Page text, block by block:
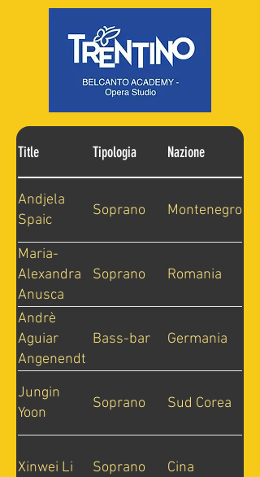
Title Tipologia Nazione
Andjela
Spaic
Soprano Montenegro
Maria-
Alexandra
Anusca
Soprano Romania
Andrè
Aguiar
Angenendt
Bass-bar Germania
Jungin
Yoon
Soprano Sud Corea
Xinwei Li Soprano Cina